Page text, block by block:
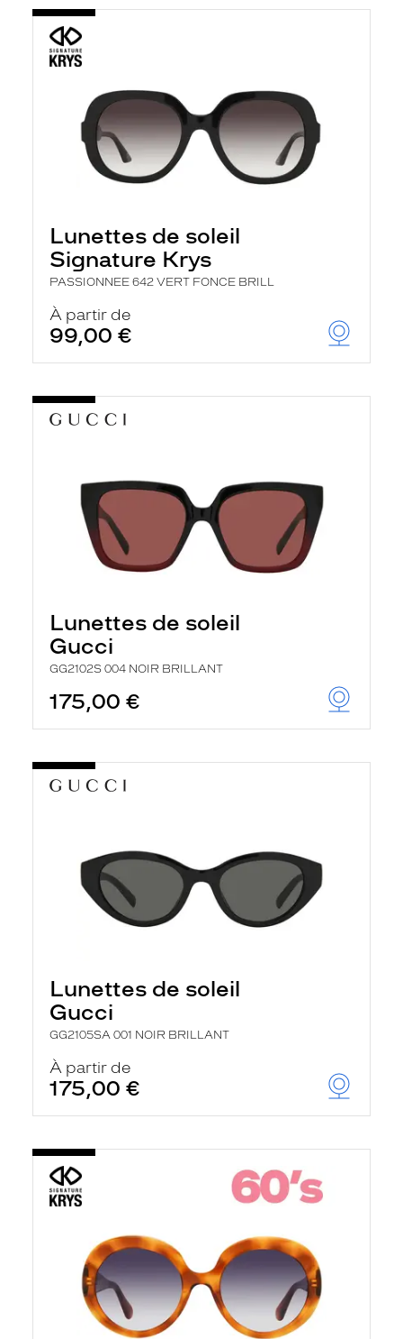
Lunettes de soleil
Signature Krys
PASSIONNEE 642 VERT FONCE BRILL
À partir de
99,00 €
Lunettes de soleil
Gucci
GG2102S 004 NOIR BRILLANT
175,00 €
Lunettes de soleil
Gucci
GG2105SA 001 NOIR BRILLANT
À partir de
175,00 €